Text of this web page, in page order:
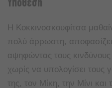
Υπόθεση
Η Κοκκινοσκουφίτσα
πολύ άρρωστη,
αψηφώντας τους
χωρίς να υπολογίσει τους
της, τον Μίκη, την Μίνι